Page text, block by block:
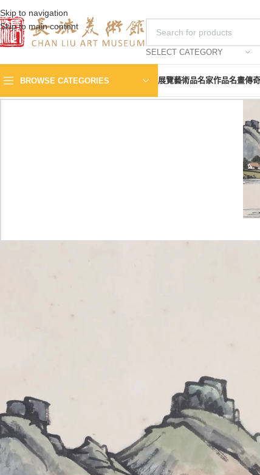
Skip to navigation
Skip to main content
SELECT CATEGORY
BROWSE CATEGORIES 展覽藝術品名家作品名畫傳奇